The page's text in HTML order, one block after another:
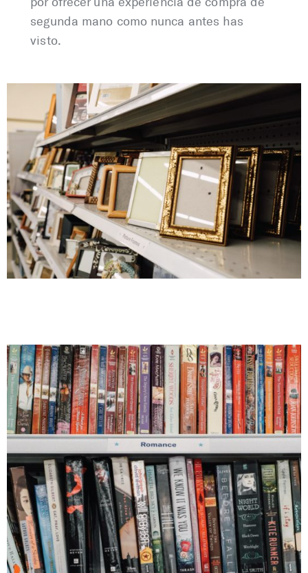
segunda mano como nunca antes has
visto.